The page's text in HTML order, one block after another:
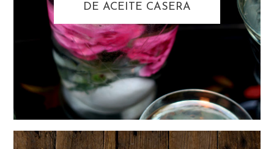
DE ACEITE CASERA